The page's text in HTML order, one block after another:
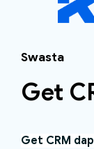
Swasta
Get
Get CRM